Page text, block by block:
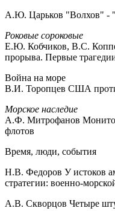
А.Ю. Царьков "Волхов" -
Роковые сороковые
Е.Ю. Кобчиков, В.С.
прорыва. Первые
Война на море
В.И. Торопцев США
Морское наследие
А.Ф. Митрофанов
флотов
Время, люди, события
Н.В. Федоров У истоков
стратегии: военно-
А.В. Скворцов Четыре